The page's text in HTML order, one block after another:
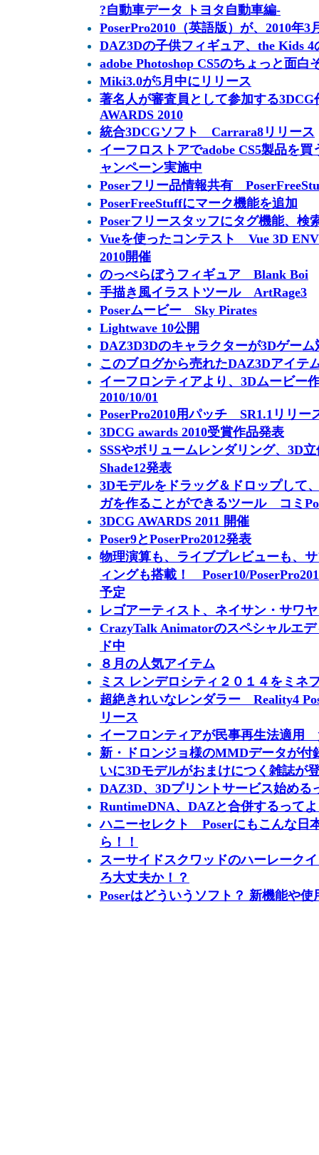
?自動車データ トヨタ自動車編-
PoserPro2010（英語版）が、2010年3
DAZ3Dの子供フィギュア、the Kids 4
adobe Photoshop CS5のちょっと面白
Miki3.0が5月中にリリース
著名人が審査員として参加する
AWARDS 2010
統合3DCGソフト Carrara8リリース
イーフロストアでadobe CS5製品を
ャンペーン実施中
Poserフリー品情報共有
PoserFreeStuffにマーク機能を追加
Poserフリースタッフにタグ機能、検
Vueを使ったコンテスト Vue 3D
2010開催
のっぺらぼうフィギュア Blank Boi
手描き風イラストツール ArtRage3
Poserムービー Sky Pirates
Lightwave 10公開
DAZ3D3Dのキャラクターが3Dゲーム
このブログから売れたDAZ3Dアイテ
イーフロンティアより、3Dムービー
2010/10/01
PoserPro2010用パッチ SR1.1リリー
3DCG awards 2010受賞作品発表
SSSやボリュームレンダリング、3D
Shade12発表
3Dモデルをドラッグ＆ドロップして
ガを作ることができるツール コミ
3DCG AWARDS 2011 開催
Poser9とPoserPro2012発表
物理演算も、ライブプレビューも、
ィングも搭載！ Poser10/
予定
レゴアーティスト、ネイサン・サワ
CrazyTalk Animatorのスペシャルエ
ド中
８月の人気アイテム
ミス レンデロシティ２０１４をミネ
超絶きれいなレンダラー Reality4
リース
イーフロンティアが民事再生法適用
新・ドロンジョ様のMMDデータが
いに3Dモデルがおまけにつく雑誌が
DAZ3D、3Dプリントサービス始める
RuntimeDNA、DAZと合併するって
ハニーセレクト Poserにもこんな日
ら！！
スーサイドスクワッドのハーレーク
ろ大丈夫か！？
Poserはどういうソフト？ 新機能や使